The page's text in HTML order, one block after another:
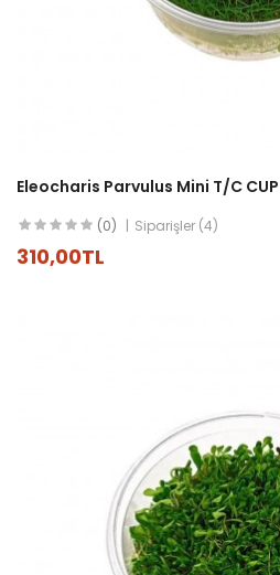
Eleocharis Parvulus Mini T/C CUP
(0) Siparişler (4)
310,00TL